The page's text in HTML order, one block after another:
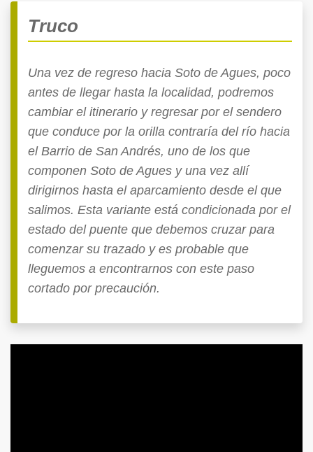
Truco
Una vez de regreso hacia Soto de Agues, poco
antes de llegar hasta la localidad, podremos
cambiar el itinerario y regresar por el sendero
que conduce por la orilla contraría del río hacia
el Barrio de San Andrés, uno de los que
componen Soto de Agues y una vez allí
dirigirnos hasta el aparcamiento desde el que
salimos. Esta variante está condicionada por el
estado del puente que debemos cruzar para
comenzar su trazado y es probable que
lleguemos a encontrarnos con este paso
cortado por precaución.